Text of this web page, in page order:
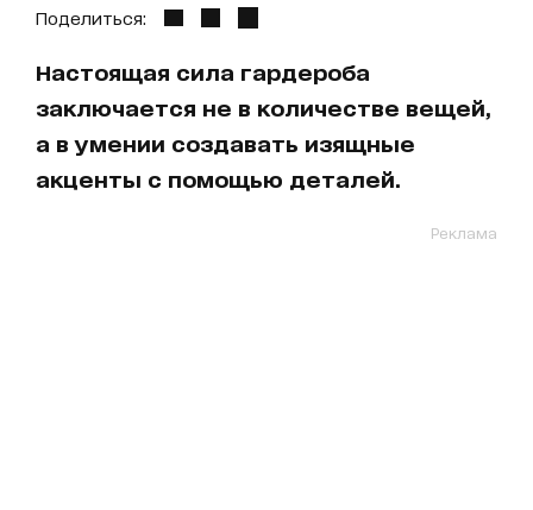
Поделиться:
Настоящая сила гардероба
заключается не в количестве вещей,
а в умении создавать изящные
акценты с помощью деталей.
Реклама